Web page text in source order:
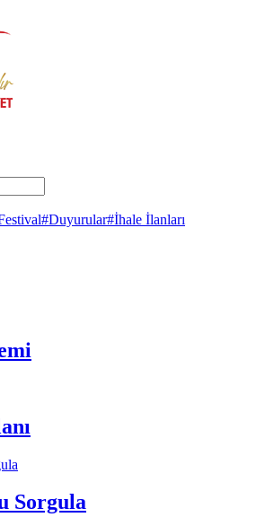
#Duyurular#İhale İlanları
Sorgula